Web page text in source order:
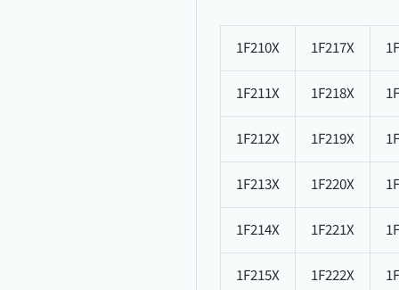
1F210X 1F217X
1F211X 1F218X
1F212X 1F219X
1F213X 1F220X
1F214X 1F221X
1F215X 1F222X